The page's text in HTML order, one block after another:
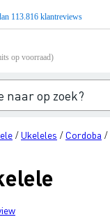
113.816 klantreviews
op voorraad)
/Ukeleles / Cordoba /